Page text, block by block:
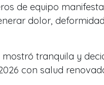
de equipo
dolor,
mostró tranquila y
con salud